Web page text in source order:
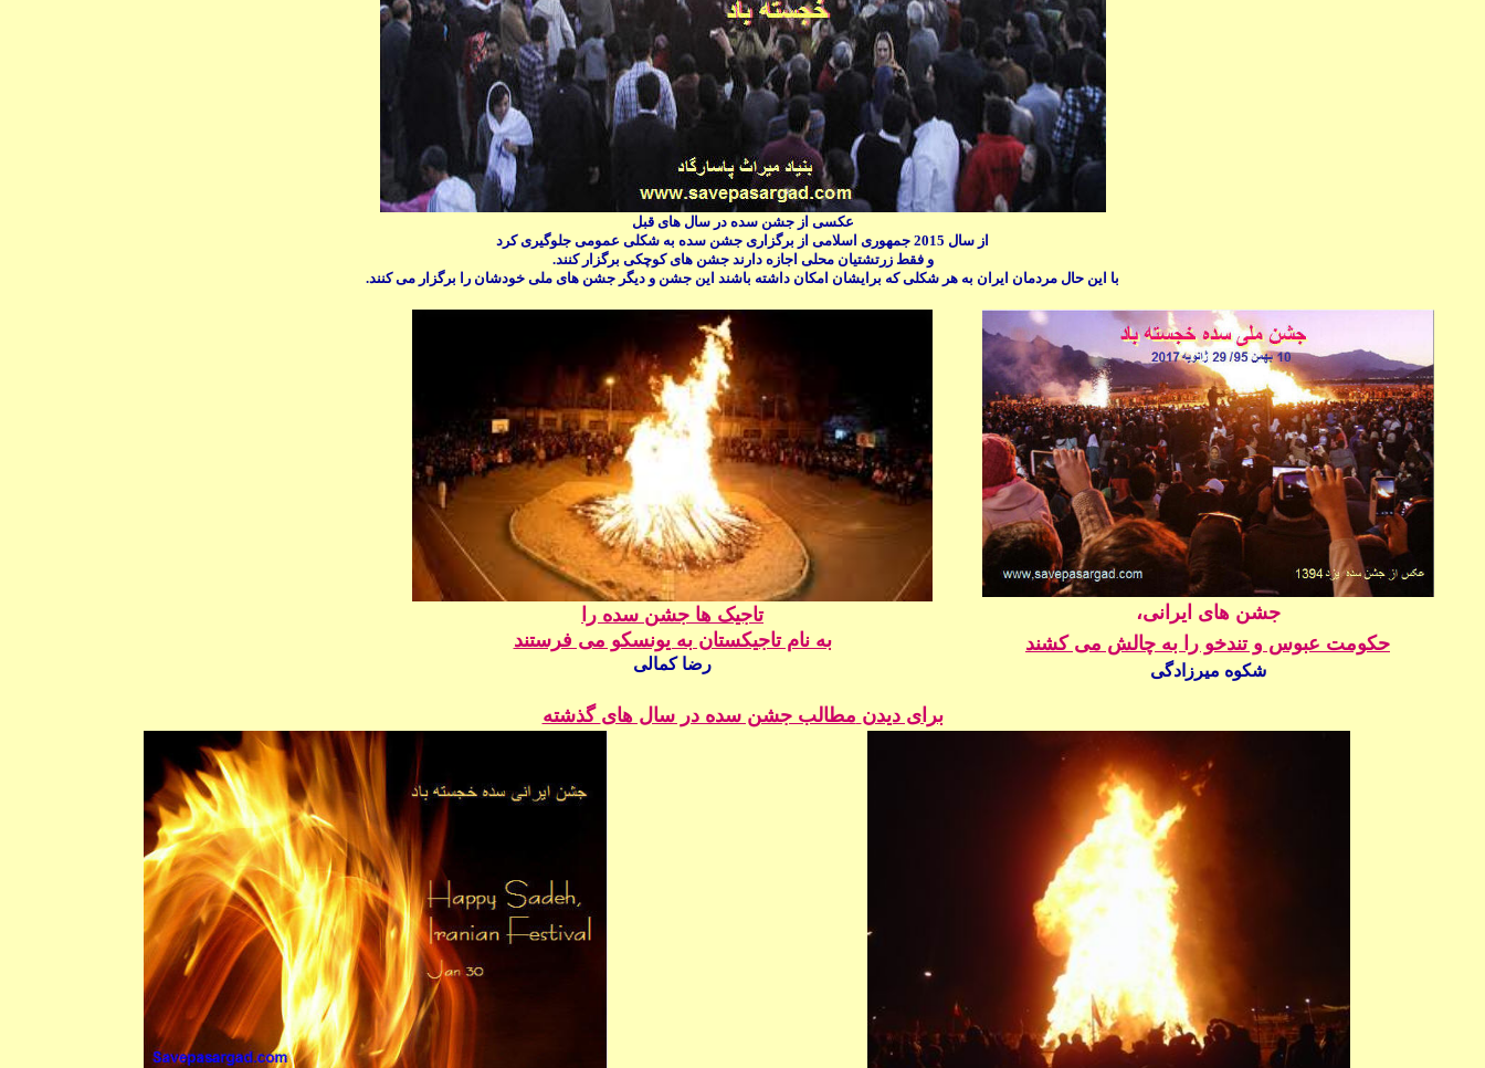
عکسی از جشن سده در سال های قبل
از سال 2015 جمهوری اسلامی از برگزاری جشن سده به شکلی عمومی جلوگیری کرد
و فقط زرتشتیان محلی اجازه دارند جشن های کوچکی برگزار کنند.
با این حال مردمان ایران به هر شکلی که برایشان امکان داشته باشند این جشن و دیگر جشن های ملی خودشان را برگزار می کنند.
جشن های ایرانی،
حکومت عبوس و تندخو را به چالش می کشند
شکوه میرزادگی
تاجیک ها جشن سده را
به نام تاجیکستان به یونسکو می فرستند
رضا کمالی
برای دیدن مطالب جشن سده در سال های گذشته